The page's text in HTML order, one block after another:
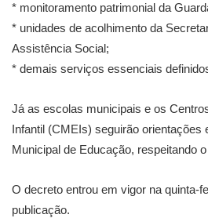
* monitoramento patrimonial da
* unidades de acolhimento da
Assistência Social;
* demais serviços essenciais
Já as escolas municipais e os
Infantil (CMEIs) seguirão orientações
Municipal de Educação, respeitando
O decreto entrou em vigor na quinta-
publicação.